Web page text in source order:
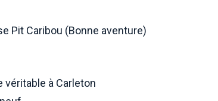
Pit Caribou (Bonne aventure)
véritable à Carleton